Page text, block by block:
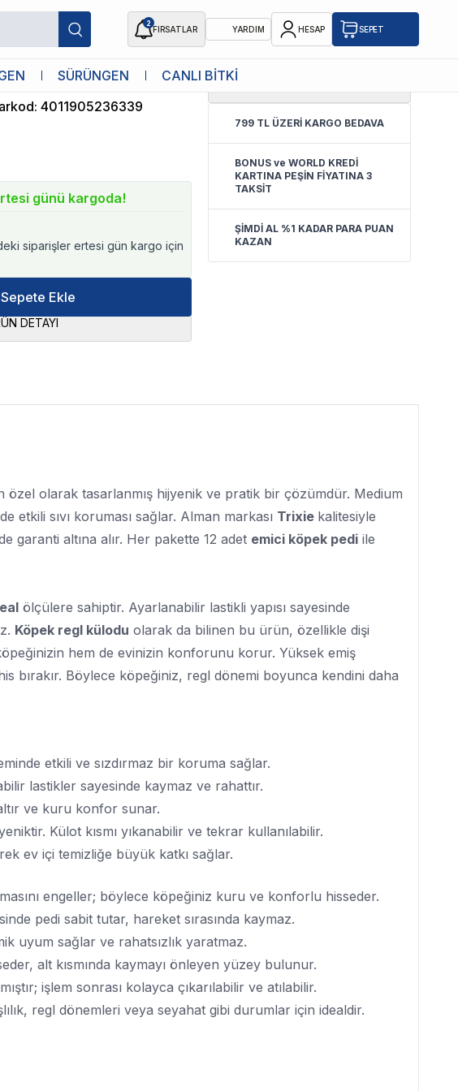
2
FIRSATLAR YARDIM HESAP SEPET
SÜRÜNGEN CANLI BİTKİ
:4011905236339
günü kargoda!
siparişler ertesi gün kargo için
Sepete Ekle
DETAYI
0.0
799 TL ÜZERİ KARGO BEDAVA
BONUS ve WORLD KREDİ
KARTINA PEŞİN FİYATINA 3
TAKSİT
ŞİMDİ AL %1 KADAR PARA PUAN
KAZAN
özel olarak tasarlanmış hijyenik ve pratik bir çözümdür. Medium
etkili sıvı koruması sağlar. Alman markası Trixie kalitesiyle
garanti altına alır. Her pakette 12 adet emici köpek pedi ile
ölçülere sahiptir. Ayarlanabilir lastikli yapısı sayesinde
Köpek regl külodu olarak da bilinen bu ürün, özellikle dişi
hem de evinizin konforunu korur. Yüksek emiş
bırakır. Böylece köpeğiniz, regl dönemi boyunca kendini daha
etkili ve sızdırmaz bir koruma sağlar.
lastikler sayesinde kaymaz ve rahattır.
ve kuru konfor sunar.
Külot kısmı yıkanabilir ve tekrar kullanılabilir.
ev içi temizliğe büyük katkı sağlar.
engeller; böylece köpeğiniz kuru ve konforlu hisseder.
pedi sabit tutar, hareket sırasında kaymaz.
uyum sağlar ve rahatsızlık yaratmaz.
alt kısmında kaymayı önleyen yüzey bulunur.
işlem sonrası kolayca çıkarılabilir ve atılabilir.
regl dönemleri veya seyahat gibi durumlar için idealdir.